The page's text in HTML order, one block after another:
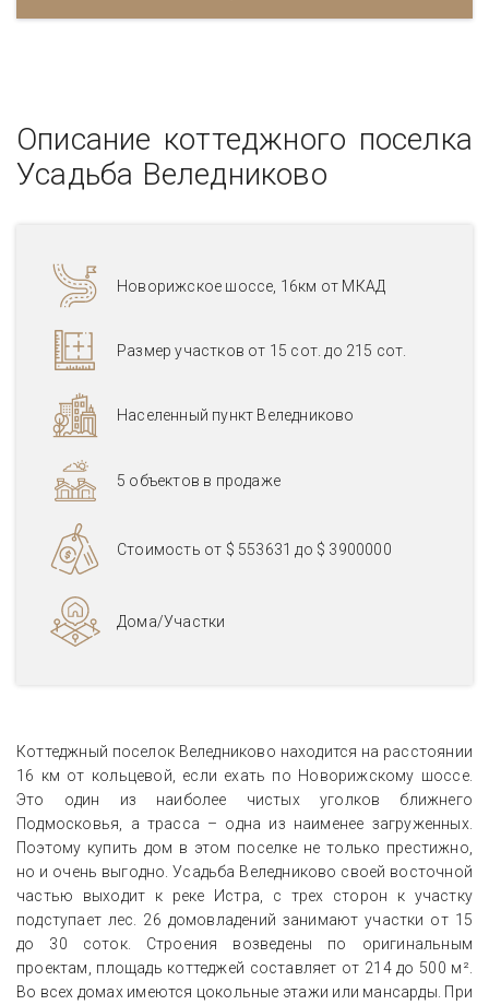
Описание коттеджного поселка
Усадьба Веледниково
Новорижское шоссе, 16км от МКАД
Размер участков от 15 сот. до 215 сот.
Населенный пункт Веледниково
5 объектов в продаже
Стоимость от $ 553631 до $ 3900000
Дома/Участки
Коттеджный поселок Веледниково находится на расстоянии
16 км от кольцевой, если ехать по Новорижскому шоссе.
Это один из наиболее чистых уголков ближнего
Подмосковья, а трасса – одна из наименее загруженных.
Поэтому купить дом в этом поселке не только престижно,
но и очень выгодно. Усадьба Веледниково своей восточной
частью выходит к реке Истра, с трех сторон к участку
подступает лес. 26 домовладений занимают участки от 15
до 30 соток. Строения возведены по оригинальным
проектам, площадь коттеджей составляет от 214 до 500 м².
Во всех домах имеются цокольные этажи или мансарды. При